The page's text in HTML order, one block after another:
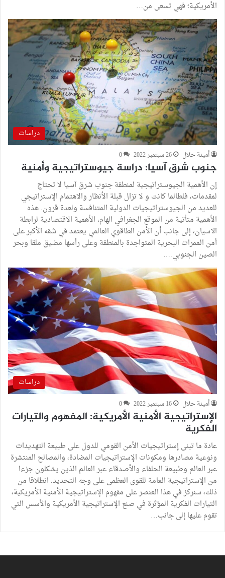
الأمريكية؛ فهي تسعى من…
دراسات
أمينة حلال 26 سبتمبر 2022 0
جنوب شرق آسيا: دراسة جيوستراتيجية وأمنية
إن الأهمية الجيوستراتيجية لمنطقة جنوب شرق آسيا لا تحتاج
لمقدمات، فلطالما كانت و لا تزال قبلة الأنظار والاهتمام الإستراتيجي
للعديد من الجيوستراتيجيات الدولية المتنافسة ولعدة قرون. هذه
الأهمية متأتية من الموقع الجغرافي الهام، الأهمية الاقتصادية لرابطة
الآسيان، إلى جانب أن الأمن الطاقوي العالمي يعتمد في شقه الأكبر على
أمن الممرات البحرية المتواجدة بالمنطقة وعلى رأسها مضيق ملقا وبحر
الصين الجنوبي.…
دراسات
أمينة حلال 16 سبتمبر 2022 0
الإستراتيجية الأمنية الأمريكية: المفهوم والتيارات
الفكرية
عادة ما تبنى إستراتيجيات الأمن القومي للدول على طبيعة التهديدات
ونوعية مصادرها ومكونات الإستراتيجيات المضادة، والمصالح المنتشرة
عبر العالم وطبيعة الحلفاء والأصدقاء عبر العالم الذين يشكلون جزءا
من الإستراتيجية العامة للقوى العظمى على وجه التحديد. انطلاقا من
ذلك، سنركز في هذا العنصر على مفهوم الإستراتيجية الأمنية الأمريكية،
التيارات الفكرية المؤثرة في صنع الإستراتيجية الأمريكية والأسس التي
تقوم عليها إلى جانب…